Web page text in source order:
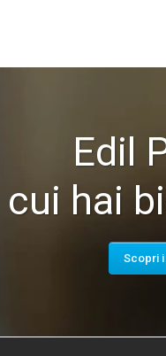
Edil
hai
Scopri